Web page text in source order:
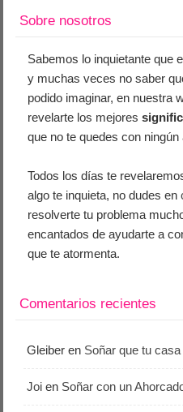
Sobre nosotros
Sabemos lo inquietante que
y muchas veces no saber
podido imaginar, en nuestra
revelarte los mejores
que no te quedes con ningún
Todos los días te
algo te inquieta, no dudes en
resolverte tu problema
encantados de ayudarte a
que te atormenta.
Comentarios recientes
Gleiber en Soñar que tu
Joi en Soñar con un